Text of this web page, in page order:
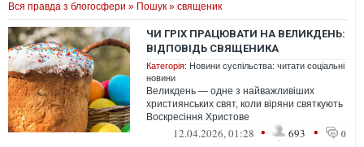
Вся правда з блогосфери » Пошук » священик
ЧИ ГРІХ ПРАЦЮВАТИ НА ВЕЛИКДЕНЬ:
ВІДПОВІДЬ СВЯЩЕНИКА
Категорія: Новини суспільства: читати соціальні
новини
Великдень — одне з найважливіших
християнських свят, коли віряни святкують
Воскресіння Христове
12.04.2026, 01:28 • 693 • 0